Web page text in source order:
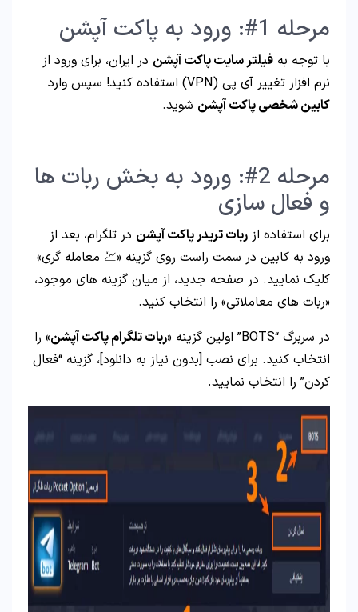
مرحله 1#: ورود به پاکت آپشن
با توجه به فیلتر سایت پاکت آپشن در ایران، برای ورود از
نرم افزار تغییر آی پی (VPN) استفاده کنید! سپس وارد
کابین شخصی پاکت آپشن شوید.
مرحله 2#: ورود به بخش ربات ها
و فعال سازی
برای استفاده از ربات تریدر پاکت آپشن در تلگرام، بعد از
ورود به کابین در سمت راست روی گزینه «💹 معامله گری»
کلیک نمایید. در صفحه جدید، از میان گزینه های موجود،
«ربات های معاملاتی» را انتخاب کنید.
در سربرگ “BOTS” اولین گزینه «
ربات تلگرام پاکت آپشن» را
انتخاب کنید. برای نصب [بدون نیاز به دانلود]، گزینه “فعال
کردن” را انتخاب نمایید.